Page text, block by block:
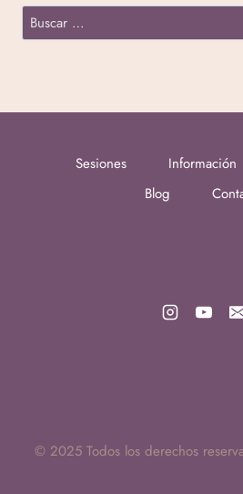
Sesiones Información
Blog
© 2025 Todos los derechos